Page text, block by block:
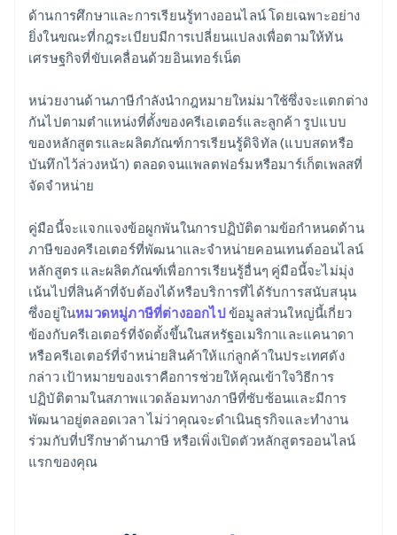
ด้านการศึกษาและการเรียนรู้ทางออนไลน์ โดยเฉพาะอย่าง
ยิ่งในขณะที่กฎระเบียบมีการเปลี่ยนแปลงเพื่อตามให้ทัน
เศรษฐกิจที่ขับเคลื่อนด้วยอินเทอร์เน็ต
หน่วยงานด้านภาษีกําลังนำกฎหมายใหม่มาใช้ซึ่งจะแตกต่าง
กันไปตามตําแหน่งที่ตั้งของครีเอเตอร์และลูกค้า รูปแบบ
ของหลักสูตรและผลิตภัณฑ์การเรียนรู้ดิจิทัล (แบบสดหรือ
บันทึกไว้ล่วงหน้า) ตลอดจนแพลตฟอร์มหรือมาร์เก็ตเพลสที่
จัดจําหน่าย
คู่มือนี้จะแจกแจงข้อผูกพันในการปฏิบัติตามข้อกำหนดด้าน
ภาษีของครีเอเตอร์ที่พัฒนาและจำหน่ายคอนเทนต์ออนไลน์
หลักสูตร และผลิตภัณฑ์เพื่อการเรียนรู้อื่นๆ คู่มือนี้จะไม่มุ่ง
เน้นไปที่สินค้าที่จับต้องได้หรือบริการที่ได้รับการสนับสนุน
ซึ่งอยู่ในหมวดหมู่ภาษีที่ต่างออกไปข้อมูลส่วนใหญ่นี้เกี่ยว
ข้องกับครีเอเตอร์ที่จัดตั้งขึ้นในสหรัฐอเมริกาและแคนาดา
หรือครีเอเตอร์ที่จำหน่ายสินค้าให้แก่ลูกค้าในประเทศดัง
กล่าว เป้าหมายของเราคือการช่วยให้คุณเข้าใจวิธีการ
ปฏิบัติตามในสภาพแวดล้อมทางภาษีที่ซับซ้อนและมีการ
พัฒนาอยู่ตลอดเวลา ไม่ว่าคุณจะดำเนินธุรกิจและทำงาน
ร่วมกับที่ปรึกษาด้านภาษี หรือเพิ่งเปิดตัวหลักสูตรออนไลน์
แรกของคุณ